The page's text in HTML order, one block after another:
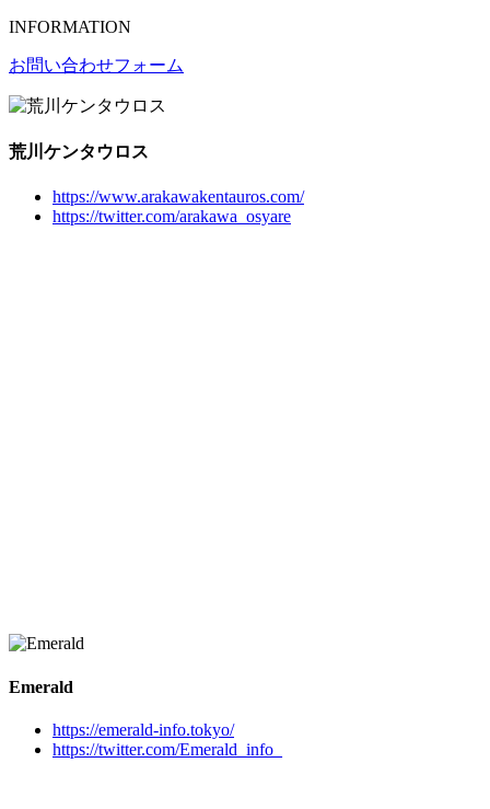
INFORMATION
お問い合わせフォーム
荒川ケンタウロス
https://www.arakawakentauros.com/
https://twitter.com/arakawa_osyare
Emerald
https://emerald-info.tokyo/
https://twitter.com/Emerald_info_